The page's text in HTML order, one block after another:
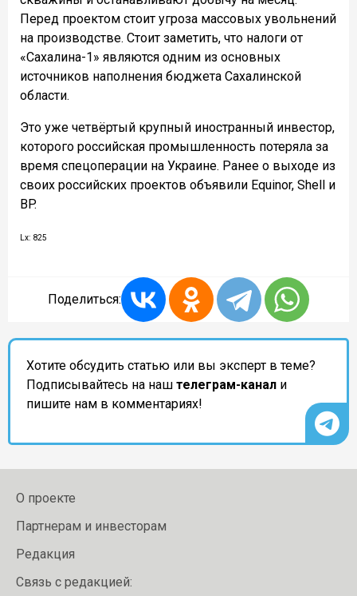
Перед проектом стоит угроза массовых увольнений
на производстве. Стоит заметить, что налоги от
«Сахалина-1» являются одним из основных
источников наполнения бюджета Сахалинской
области.
Это уже четвёртый крупный иностранный инвестор,
которого российская промышленность потеряла за
время спецоперации на Украине. Ранее о выходе из
своих российских проектов объявили Equinor, Shell и
BP.
Lx: 825
Поделиться:
Хотите обсудить статью или вы эксперт в теме?
Подписывайтесь на наш телеграм-канал и
пишите нам в комментариях!
О проекте
Партнерам и инвесторам
Редакция
Связь с редакцией: